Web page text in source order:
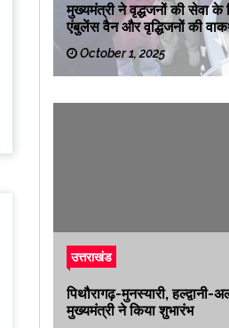
मुख्यमंत्री ने वृद्धजनों की सेवा के
एंबुलेंस वैन और वृद्धिजनों की
दिखाकर रवाना किया
October 1, 2025
उत्तराखंड
पिथौरागढ़-मुनस्यारी, हल्द्वानी-
मुख्यमंत्री ने किया शुभारंभ